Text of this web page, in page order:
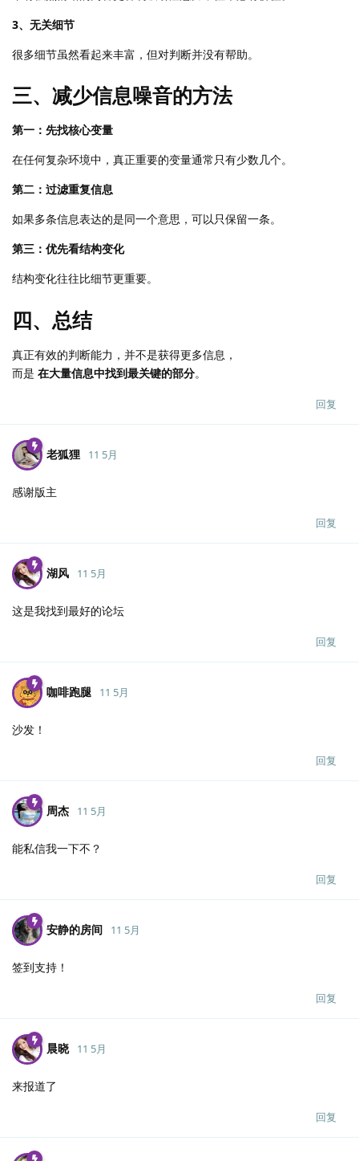
3、无关细节
很多细节虽然看起来丰富，但对判断并没有帮助。
三、减少信息噪音的方法
第一：先找核心变量
在任何复杂环境中，真正重要的变量通常只有少数几个。
第二：过滤重复信息
如果多条信息表达的是同一个意思，可以只保留一条。
第三：优先看结构变化
结构变化往往比细节更重要。
四、总结
真正有效的判断能力，并不是获得更多信息，
而是 在大量信息中找到最关键的部分。
回复
老狐狸 11 5月
感谢版主
回复
湖风 11 5月
这是我找到最好的论坛
回复
咖啡跑腿 11 5月
沙发！
回复
周杰 11 5月
能私信我一下不？
回复
安静的房间 11 5月
签到支持！
回复
晨晓 11 5月
来报道了
回复